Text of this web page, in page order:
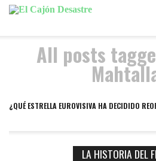
MÚSICA
TELEVISIÓN
POLÍTICA
ACTUALIDAD
EUROVISIÓN
All posts
¿QUÉ ESTRELLA EUROVISIVA HA DECIDIDO
LA HISTORIA DEL